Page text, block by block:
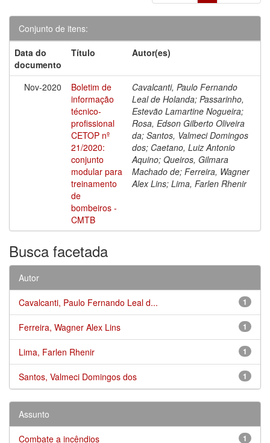
Conjunto de itens:
Data do
documento
Título Autor(es)
Nov-2020
Boletim de
informação
técnico-
profissional
CETOP nº
21/2020:
conjunto
modular para
treinamento
de
bombeiros -
CMTB
Cavalcanti, Paulo Fernando
Leal de Holanda; Passarinho,
Estevão Lamartine Nogueira;
Rosa, Edson Gilberto Oliveira
da; Santos, Valmeci Domingos
dos; Caetano, Luiz Antonio
Aquino; Queiros, Gilmara
Machado de; Ferreira, Wagner
Alex Lins; Lima, Farlen Rhenir
Busca facetada
Autor
1
Cavalcanti, Paulo Fernando Leal d...
1
Ferreira, Wagner Alex Lins
1
Lima, Farlen Rhenir
1
Santos, Valmeci Domingos dos
Assunto
1
Combate a incêndios